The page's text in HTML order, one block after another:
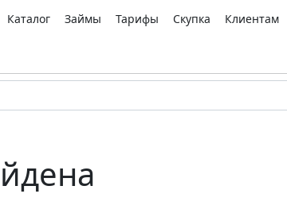
Каталог Займы Тарифы Скупка Клиентам